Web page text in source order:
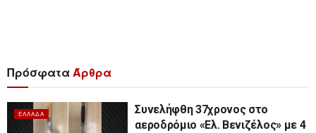
ΠρόσφαταΆρθρα
ΕΛΛΆΔΑ
Συνελήφθη 37χρονος στο
αεροδρόμιο «Ελ. Βενιζέλος» με 4